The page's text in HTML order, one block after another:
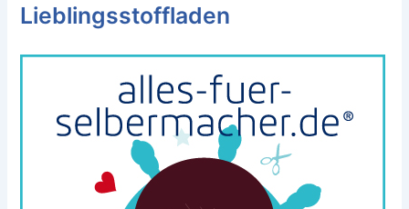
Lieblingsstoffladen